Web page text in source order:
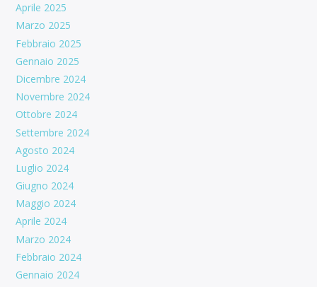
Aprile 2025
Marzo 2025
Febbraio 2025
Gennaio 2025
Dicembre 2024
Novembre 2024
Ottobre 2024
Settembre 2024
Agosto 2024
Luglio 2024
Giugno 2024
Maggio 2024
Aprile 2024
Marzo 2024
Febbraio 2024
Gennaio 2024